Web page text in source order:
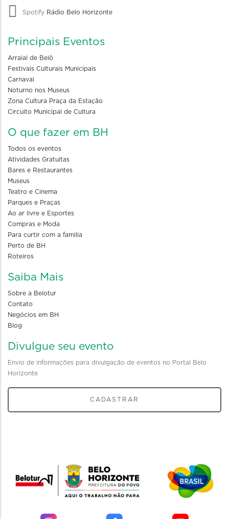
Spotify Rádio Belo Horizonte
Principais Eventos
Arraial de Belô
Festivais Culturais Municipais
Carnaval
Noturno nos Museus
Zona Cultura Praça da Estação
Circuito Municipal de Cultura
O que fazer em BH
Todos os eventos
Atividades Gratuitas
Bares e Restaurantes
Museus
Teatro e Cinema
Parques e Praças
Ao ar livre e Esportes
Compras e Moda
Para curtir com a familia
Perto de BH
Roteiros
Saiba Mais
Sobre a Belotur
Contato
Negócios em BH
Blog
Divulgue seu evento
Envio de informações para divulgação de eventos no Portal Belo
Horizonte
CADASTRAR